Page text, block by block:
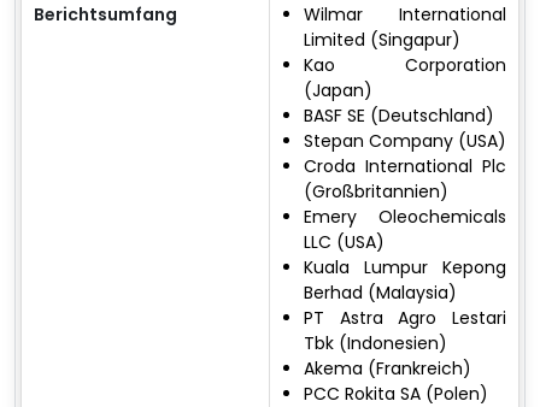
Berichtsumfang
Wilmar International
Limited (Singapur)
Kao Corporation
(Japan)
BASF SE (Deutschland)
Stepan Company (USA)
Croda International Plc
(Großbritannien)
Emery Oleochemicals
LLC (USA)
Kuala Lumpur Kepong
Berhad (Malaysia)
PT Astra Agro Lestari
Tbk (Indonesien)
Akema (Frankreich)
PCC Rokita SA (Polen)